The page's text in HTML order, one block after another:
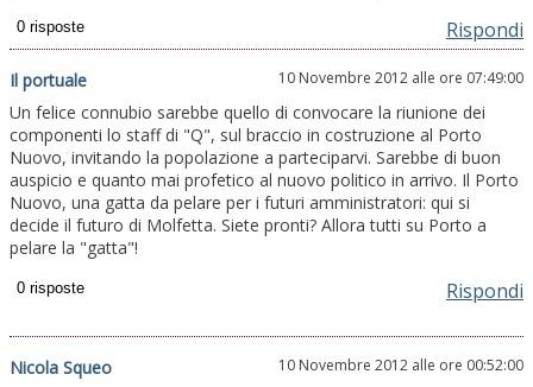
Rispondi
Il portuale 10 Novembre 2012 alle ore 07:49:00
Un felice connubio sarebbe quello di convocare la riunione dei
componenti lo staff di "Q", sul braccio in costruzione al Porto
Nuovo, invitando la popolazione a parteciparvi. Sarebbe di buon
auspicio e quanto mai profetico al nuovo politico in arrivo. Il Porto
Nuovo, una gatta da pelare per i futuri amministratori: qui si
decide il futuro di Molfetta. Siete pronti? Allora tutti su Porto a
pelare la "gatta"!
Rispondi
Nicola Squeo 10 Novembre 2012 alle ore 00:52:00